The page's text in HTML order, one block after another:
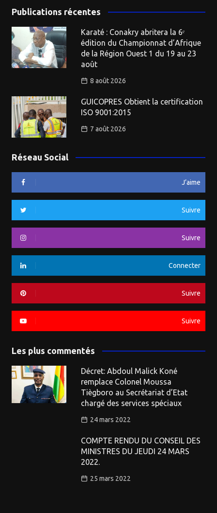
Publications récentes
Karaté : Conakry abritera la 6ᵉ
édition du Championnat d’Afrique
de la Région Ouest 1 du 19 au 23
août
8 août 2026
GUICOPRES Obtient la certification
ISO 9001:2015
7 août 2026
Réseau Social
J’aime
Suivre
Suivre
Connecter
Suivre
Suivre
Les plus commentés
Décret: Abdoul Malick Koné
remplace Colonel Moussa
Tiègboro au Secrétariat d’Etat
chargé des services spéciaux
24 mars 2022
COMPTE RENDU DU CONSEIL DES
MINISTRES DU JEUDI 24 MARS
2022.
25 mars 2022